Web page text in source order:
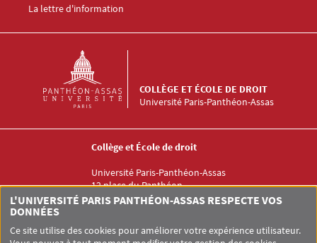
La lettre d'information
Université Paris-Panthéon-Assas
COLLÈGE ET ÉCOLE DE DROIT
Collège et École de droit
Université Paris-Panthéon-Assas
12 place du Panthéon
75005 PARIS
L'UNIVERSITÉ PARIS PANTHÉON-ASSAS RESPECTE VOS
DONNÉES
Ce site utilise des cookies pour améliorer votre expérience utilisateur.